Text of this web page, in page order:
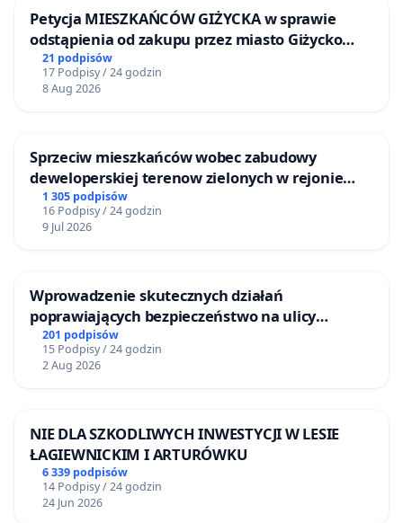
Petycja MIESZKAŃCÓW GIŻYCKA w sprawie
odstąpienia od zakupu przez miasto Giżycko
nieruchomości położonej nad jeziorem Niegocin
21 podpisów
17 Podpisy / 24 godzin
8 Aug 2026
Sprzeciw mieszkańców wobec zabudowy
deweloperskiej terenow zielonych w rejonie
Bulwarów Straceńskich w Bielsku-Białej
1 305 podpisów
16 Podpisy / 24 godzin
9 Jul 2026
Wprowadzenie skutecznych działań
poprawiających bezpieczeństwo na ulicy
Żeromskiego w Otwocku
201 podpisów
15 Podpisy / 24 godzin
2 Aug 2026
NIE DLA SZKODLIWYCH INWESTYCJI W LESIE
ŁAGIEWNICKIM I ARTURÓWKU
6 339 podpisów
14 Podpisy / 24 godzin
24 Jun 2026